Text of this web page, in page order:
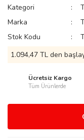
Kategori
Marka
Stok Kodu
1.094,47 TL den
Ücretsiz Kargo
Tüm Ürünlerde